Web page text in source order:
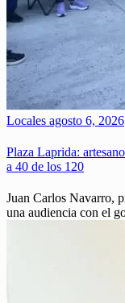
Locales agosto 6, 2026
Plaza Laprida:
a 40 de los 120
Juan Carlos Navarro,
una audiencia con el